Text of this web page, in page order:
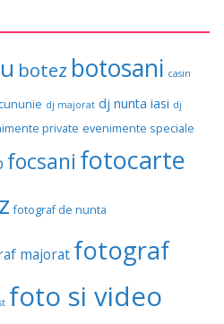
botez botosani casin
dj majorat dj nunta iasi dj
private evenimente speciale
focsani fotocarte
fotograf de nunta
majorat fotograf
foto si video